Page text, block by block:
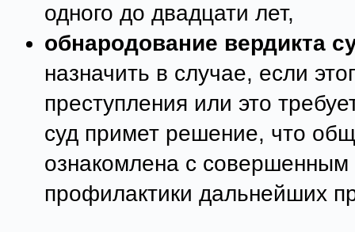
одного до двадцати лет,
обнародование вердикта
назначить в случае, если
преступления или это
суд примет решение, что
ознакомлена с совершенным
профилактики дальнейших